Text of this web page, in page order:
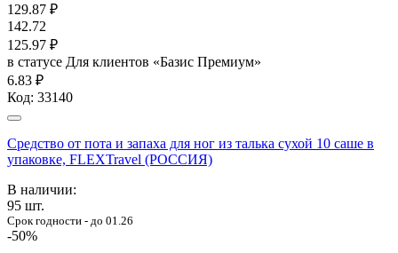
129.87 ₽
142.72
125.97 ₽
в статусе Для клиентов «Базис Премиум»
6.83 ₽
Код: 33140
Cредство от пота и запаха для ног из талька сухой 10 саше в
упаковке, FLEXTravel (РОССИЯ)
В наличии:
95 шт.
Срок годности - до 01.26
-50%